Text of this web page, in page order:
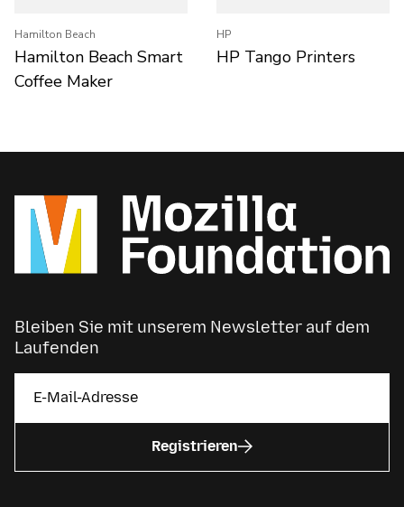
Hamilton Beach
Hamilton Beach Smart
Coffee Maker
HP
HP Tango Printers
Bleiben Sie mit unserem Newsletter auf dem
Laufenden
Registrieren